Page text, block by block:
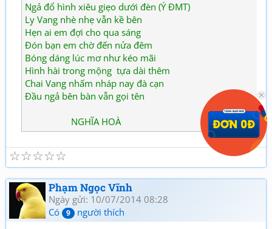
Ngả đổ hình xiêu giẹo dưới đèn (Ý ĐMT)
Ly Vang nhè nhẹ vẫn kề bên
Hẹn ai em đợi cho qua sáng
Đón bạn em chờ đến nửa đêm
Bóng dáng lúc mơ như kéo mãi
Hình hài trong mộng tựa dài thêm
Chai Vang nhấm nháp nay đà cạn
Đầu ngả bên bàn vẫn gọi tên
NGHĨA HOÀ
☆
☆
☆
☆
☆
Phạm Ngọc Vĩnh
Ngày gửi: 10/07/2014 08:28
Có
9 người thích